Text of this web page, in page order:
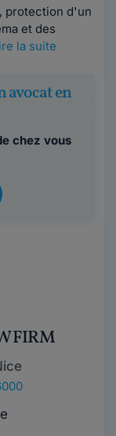
protection d'un
et des
la suite
avocat en
chez vous
FIRM